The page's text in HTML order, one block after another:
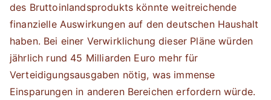
des Bruttoinlandsprodukts könnte weitreichende
finanzielle Auswirkungen auf den deutschen Haushalt
haben. Bei einer Verwirklichung dieser Pläne würden
jährlich rund 45 Milliarden Euro mehr für
Verteidigungsausgaben nötig, was immense
Einsparungen in anderen Bereichen erfordern würde.